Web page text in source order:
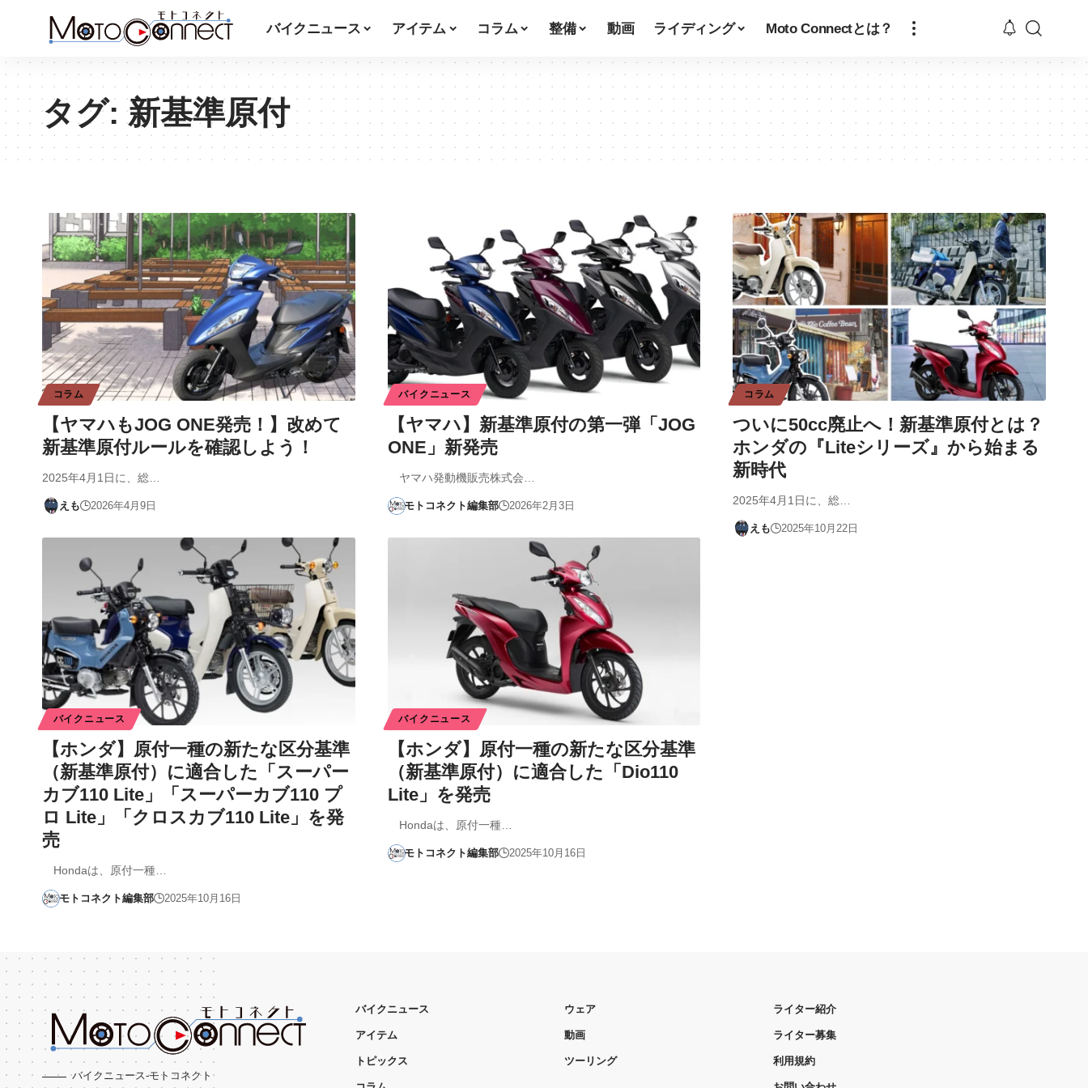
バイクニュース アイテム コラム 整備 動画 ライディング Moto Connectとは？
タグ:新基準原付
コラム
【ヤマハもJOG ONE発売！】改めて
新基準原付ルールを確認しよう！
2025年4月1日に、総…
えも 2026年4月9日
バイクニュース
【ヤマハ】新基準原付の第一弾「JOG
ONE」新発売
ヤマハ発動機販売株式会…
モトコネクト編集部 2026年2月3日
コラム
ついに50cc廃止へ！新基準原付とは？
ホンダの『Liteシリーズ』から始まる
新時代
2025年4月1日に、総…
えも 2025年10月22日
バイクニュース
【ホンダ】原付一種の新たな区分基準
（新基準原付）に適合した「スーパー
カブ110 Lite」「スーパーカブ110 プ
ロ Lite」「クロスカブ110 Lite」を発
売
Hondaは、原付一種…
モトコネクト編集部 2025年10月16日
バイクニュース
【ホンダ】原付一種の新たな区分基準
（新基準原付）に適合した「Dio110
Lite」を発売
Hondaは、原付一種…
モトコネクト編集部 2025年10月16日
バイクニュース-モトコネクト
バイクニュース
アイテム
トピックス
ウェア
動画
ツーリング
ライター紹介
ライター募集
利用規約